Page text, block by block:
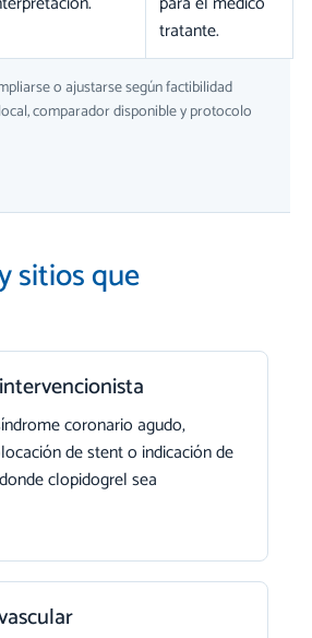
tratante.
o ajustarse según factibilidad
comparador disponible y protocolo
sitios que
coronario agudo,
de stent o indicación de
clopidogrel sea